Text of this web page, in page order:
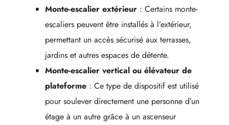
Monte-escalier extérieur : Certains monte-
escaliers peuvent être installés à l’extérieur,
permettant un accès sécurisé aux terrasses,
jardins et autres espaces de détente.
Monte-escalier vertical ou élévateur de
plateforme : Ce type de dispositif est utilisé
pour soulever directement une personne d’un
étage à un autre grâce à un ascenseur